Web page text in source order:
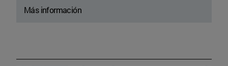
Más información